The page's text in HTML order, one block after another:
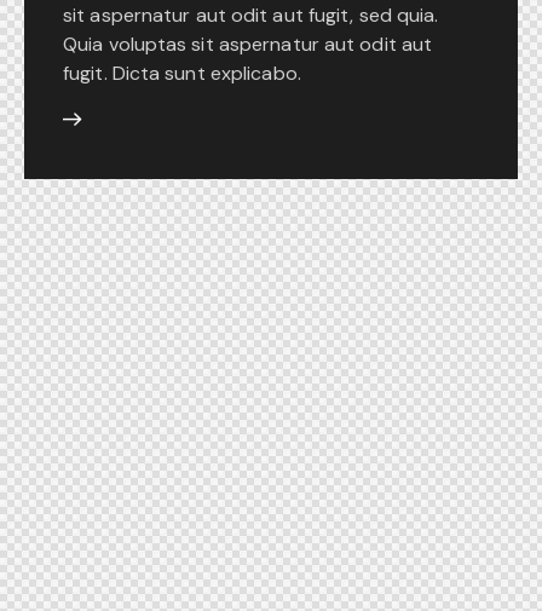
sit aspernatur aut odit aut fugit, sed quia.
Quia voluptas sit aspernatur aut odit aut
fugit. Dicta sunt explicabo.